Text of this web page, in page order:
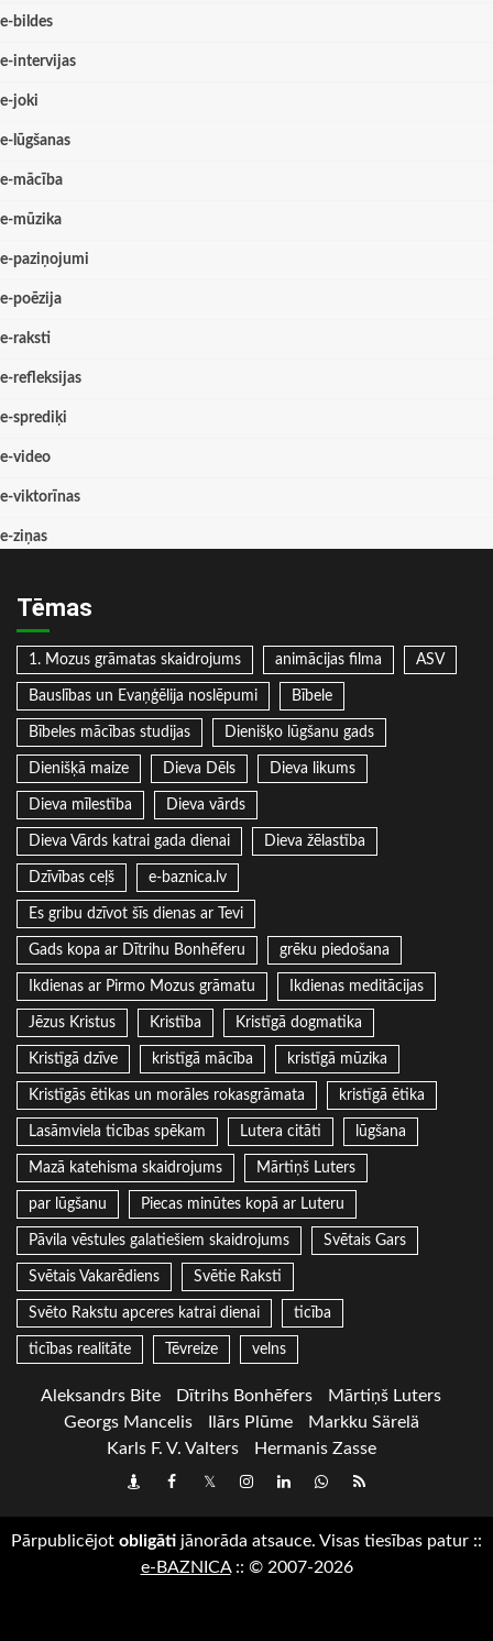
e-bildes
e-intervijas
e-joki
e-lūgšanas
e-mācība
e-mūzika
e-paziņojumi
e-poēzija
e-raksti
e-refleksijas
e-sprediķi
e-video
e-viktorīnas
e-ziņas
Tēmas
1. Mozus grāmatas skaidrojums animācijas filma ASV
Bauslības un Evaņģēlija noslēpumi Bībele
Bībeles mācības studijas Dienišķo lūgšanu gads
Dienišķā maize Dieva Dēls Dieva likums
Dieva mīlestība Dieva vārds
Dieva Vārds katrai gada dienai Dieva žēlastība
Dzīvības ceļš e-baznica.lv
Es gribu dzīvot šīs dienas ar Tevi
Gads kopa ar Dītrihu Bonhēferu grēku piedošana
Ikdienas ar Pirmo Mozus grāmatu Ikdienas meditācijas
Jēzus Kristus Kristība Kristīgā dogmatika
Kristīgā dzīve kristīgā mācība kristīgā mūzika
Kristīgās ētikas un morāles rokasgrāmata kristīgā ētika
Lasāmviela ticības spēkam Lutera citāti lūgšana
Mazā katehisma skaidrojums Mārtiņš Luters
par lūgšanu Piecas minūtes kopā ar Luteru
Pāvila vēstules galatiešiem skaidrojums Svētais Gars
Svētais Vakarēdiens Svētie Raksti
Svēto Rakstu apceres katrai dienai ticība
ticības realitāte Tēvreize velns
Aleksandrs Bite Dītrihs Bonhēfers
Mārtiņš Luters
Georgs Mancelis
Ilārs Plūme
Markku Särelä
Karls F. V. Valters
Hermanis Zasse
DraugiemFacebook
TwitterInstagram
LinkedInwhatsapp
RSS
Pārpublicējot obligāti jānorāda atsauce. Visas tiesības patur ::
e-BAZNICA:: © 2007-2026